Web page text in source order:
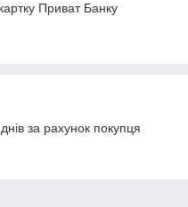
Приват Банку
за рахунок покупця